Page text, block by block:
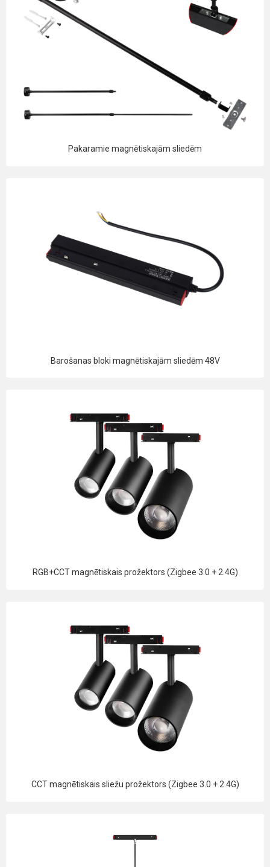
Pakaramie magnētiskajām sliedēm
Barošanas bloki magnētiskajām sliedēm 48V
RGB+CCT magnētiskais prožektors (Zigbee 3.0 + 2.4G)
CCT magnētiskais sliežu prožektors (Zigbee 3.0 + 2.4G)